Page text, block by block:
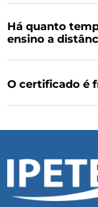
Há quanto
ensino a
O certificado é